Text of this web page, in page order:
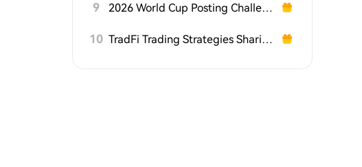
9 2026 World Cup Posting Challenge on HTX Square
10 TradFi Trading Strategies Sharing Challenge